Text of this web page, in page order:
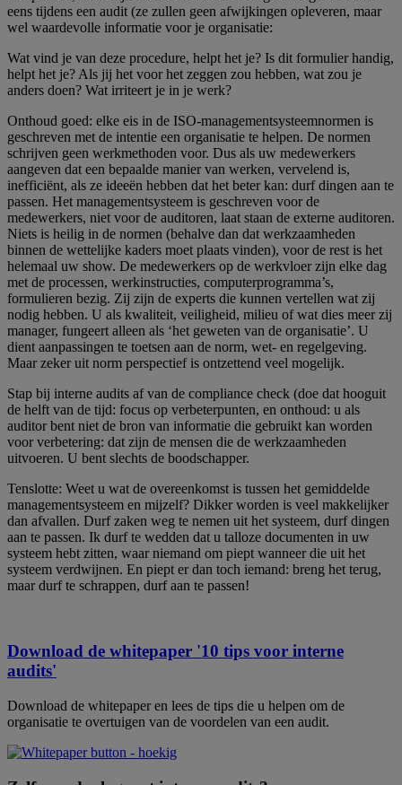
eens tijdens een audit (ze zullen geen afwijkingen opleveren, maar
wel waardevolle informatie voor je organisatie:
Wat vind je van deze procedure, helpt het je? Is dit formulier handig,
helpt het je? Als jij het voor het zeggen zou hebben, wat zou je
anders doen? Wat irriteert je in je werk?
Onthoud goed: elke eis in de ISO-managementsysteemnormen is
geschreven met de intentie een organisatie te helpen. De normen
schrijven geen werkmethoden voor. Dus als uw medewerkers
aangeven dat een bepaalde manier van werken, vervelend is,
inefficiënt, als ze ideeën hebben dat het beter kan: durf dingen aan te
passen. Het managementsysteem is geschreven voor de
medewerkers, niet voor de auditoren, laat staan de externe auditoren.
Niets is heilig in de normen (behalve dan dat werkzaamheden
binnen de wettelijke kaders moet plaats vinden), voor de rest is het
helemaal uw show. De medewerkers op de werkvloer zijn elke dag
met de processen, werkinstructies, computerprogramma’s,
formulieren bezig. Zij zijn de experts die kunnen vertellen wat zij
nodig hebben. U als kwaliteit, veiligheid, milieu of wat dies meer zij
manager, fungeert alleen als ‘het geweten van de organisatie’. U
dient aanpassingen te toetsen aan de norm, wet- en regelgeving.
Maar zeker uit norm perspectief is ontzettend veel mogelijk.
Stap bij interne audits af van de compliance check (doe dat hooguit
de helft van de tijd: focus op verbeterpunten, en onthoud: u als
auditor bent niet de bron van informatie die gebruikt kan worden
voor verbetering: dat zijn de mensen die de werkzaamheden
uitvoeren. U bent slechts de boodschapper.
Tenslotte: Weet u wat de overeenkomst is tussen het gemiddelde
managementsysteem en mijzelf? Dikker worden is veel makkelijker
dan afvallen. Durf zaken weg te nemen uit het systeem, durf dingen
aan te passen. Ik durf te wedden dat u talloze documenten in uw
systeem hebt zitten, waar niemand om piept wanneer die uit het
systeem verdwijnen. En piept er dan toch iemand: breng het terug,
maar durf te schrappen, durf aan te passen!
Download de whitepaper '10 tips voor interne
audits'
Download de whitepaper en lees de tips die u helpen om de
organisatie te overtuigen van de voordelen van een audit.